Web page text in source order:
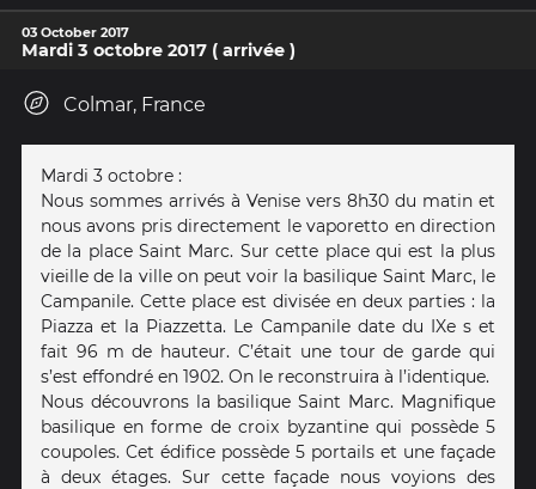
03 October 2017
Mardi 3 octobre 2017 ( arrivée )
Colmar, France
Mardi 3 octobre :
Nous sommes arrivés à Venise vers 8h30 du matin et
nous avons pris directement le vaporetto en direction
de la place Saint Marc. Sur cette place qui est la plus
vieille de la ville on peut voir la basilique Saint Marc, le
Campanile. Cette place est divisée en deux parties : la
Piazza et la Piazzetta. Le Campanile date du IXe s et
fait 96 m de hauteur. C’était une tour de garde qui
s’est effondré en 1902. On le reconstruira à l’identique.
Nous découvrons la basilique Saint Marc. Magnifique
basilique en forme de croix byzantine qui possède 5
coupoles. Cet édifice possède 5 portails et une façade
à deux étages. Sur cette façade nous voyions des